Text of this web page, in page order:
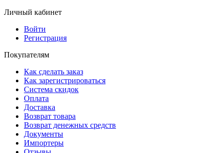
Личный кабинет
Войти
Регистрация
Покупателям
Как сделать заказ
Как зарегистрироваться
Система скидок
Оплата
Доставка
Возврат товара
Возврат денежных средств
Документы
Импортеры